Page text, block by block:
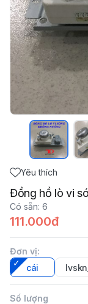
Yêu thích
Đồng hồ lò vi
Có sẵn: 6
111.000đ
Đơn vị:
cái
Số lượng